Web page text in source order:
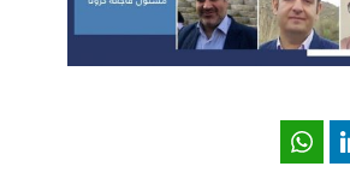
LinkedIn